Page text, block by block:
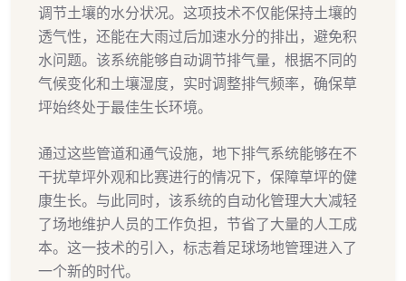
调节土壤的水分状况。这项技术不仅能保持土壤的
透气性，还能在大雨过后加速水分的排出，避免积
水问题。该系统能够自动调节排气量，根据不同的
气候变化和土壤湿度，实时调整排气频率，确保草
坪始终处于最佳生长环境。
通过这些管道和通气设施，地下排气系统能够在不
干扰草坪外观和比赛进行的情况下，保障草坪的健
康生长。与此同时，该系统的自动化管理大大减轻
了场地维护人员的工作负担，节省了大量的人工成
本。这一技术的引入，标志着足球场地管理进入了
一个新的时代。